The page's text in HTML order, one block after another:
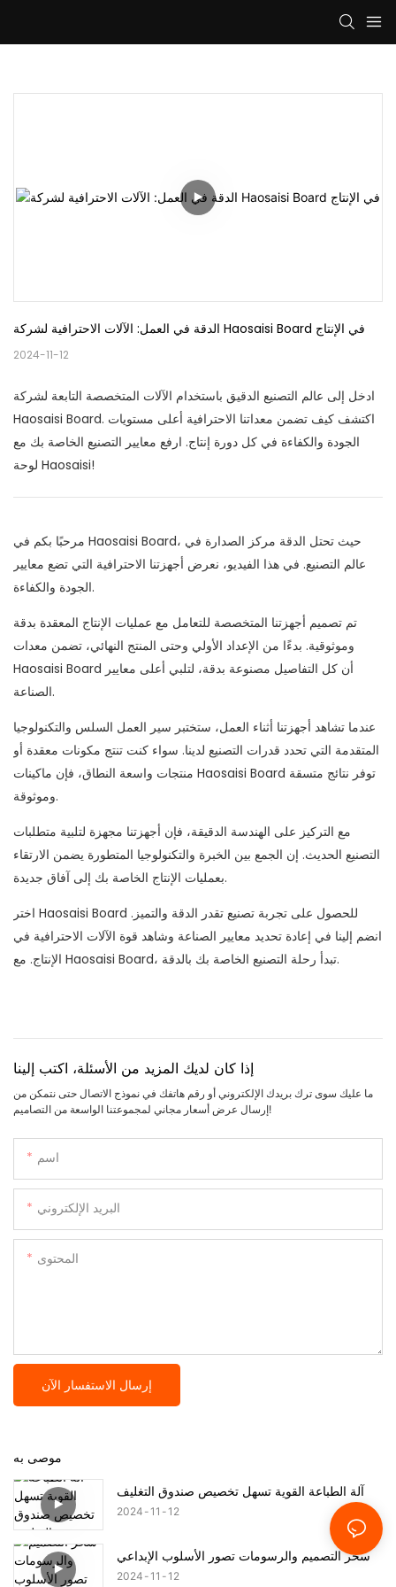
الدقة في العمل: الآلات الاحترافية لشركة Haosaisi Board في الإنتاج
2024-11-12
ادخل إلى عالم التصنيع الدقيق باستخدام الآلات المتخصصة التابعة لشركة
Haosaisi Board. اكتشف كيف تضمن معداتنا الاحترافية أعلى مستويات
الجودة والكفاءة في كل دورة إنتاج. ارفع معايير التصنيع الخاصة بك مع
لوحة Haosaisi!
مرحبًا بكم في Haosaisi Board، حيث تحتل الدقة مركز الصدارة في
عالم التصنيع. في هذا الفيديو، نعرض أجهزتنا الاحترافية التي تضع معايير
الجودة والكفاءة.
تم تصميم أجهزتنا المتخصصة للتعامل مع عمليات الإنتاج المعقدة بدقة
وموثوقية. بدءًا من الإعداد الأولي وحتى المنتج النهائي، تضمن معدات
Haosaisi Board أن كل التفاصيل مصنوعة بدقة، لتلبي أعلى معايير
الصناعة.
عندما تشاهد أجهزتنا أثناء العمل، ستختبر سير العمل السلس والتكنولوجيا
المتقدمة التي تحدد قدرات التصنيع لدينا. سواء كنت تنتج مكونات معقدة أو
منتجات واسعة النطاق، فإن ماكينات Haosaisi Board توفر نتائج متسقة
وموثوقة.
مع التركيز على الهندسة الدقيقة، فإن أجهزتنا مجهزة لتلبية متطلبات
التصنيع الحديث. إن الجمع بين الخبرة والتكنولوجيا المتطورة يضمن الارتقاء
بعمليات الإنتاج الخاصة بك إلى آفاق جديدة.
اختر Haosaisi Board للحصول على تجربة تصنيع تقدر الدقة والتميز.
انضم إلينا في إعادة تحديد معايير الصناعة وشاهد قوة الآلات الاحترافية في
الإنتاج. مع Haosaisi Board، تبدأ رحلة التصنيع الخاصة بك بالدقة.
إذا كان لديك المزيد من الأسئلة، اكتب إلينا
ما عليك سوى ترك بريدك الإلكتروني أو رقم هاتفك في نموذج الاتصال حتى نتمكن من
إرسال عرض أسعار مجاني لمجموعتنا الواسعة من التصاميم!
اسم
البريد الإلكتروني
المحتوى
إرسال الاستفسار الآن
موصى به
آلة الطباعة القوية تسهل تخصيص صندوق التغليف
2024 11 12
سحر التصميم والرسومات تصور الأسلوب الإبداعي
2024 11 12